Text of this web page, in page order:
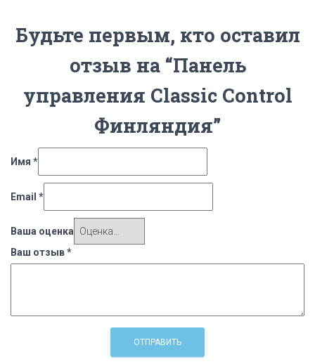
Будьте первым, кто оставил
отзыв на “Панель
управления Classic Control
Финляндия”
Имя *
Email *
Ваша оценка
Ваш отзыв*